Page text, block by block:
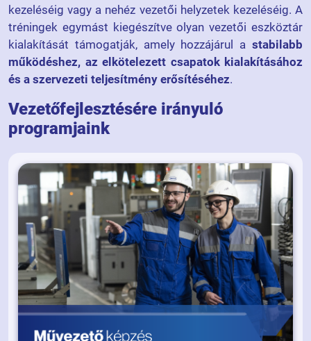
kezeléséig vagy a nehéz vezetői helyzetek kezeléséig. A
tréningek egymást kiegészítve olyan vezetői eszköztár
kialakítását támogatják, amely hozzájárul a stabilabb
működéshez, az elkötelezett csapatok kialakításához
és a szervezeti teljesítmény erősítéséhez.
Vezetőfejlesztésére irányuló
programjaink